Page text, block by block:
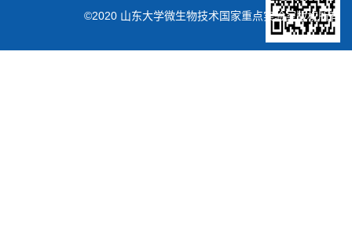
©2020 山东大学微生物技术国家重点实验室版权所有